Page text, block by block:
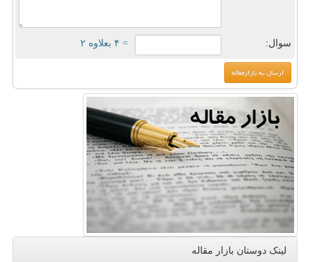
سوال: = ۴ بعلاوه ۲
لینک دوستان بازار مقاله